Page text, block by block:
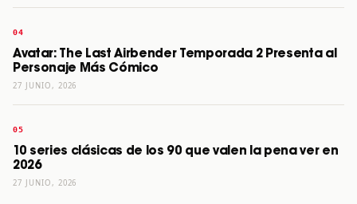
Avatar: The Last Airbender Temporada 2 Presenta al
Personaje Más Cómico
27 JUNIO, 2026
10 series clásicas de los 90 que valen la pena ver en
2026
27 JUNIO, 2026